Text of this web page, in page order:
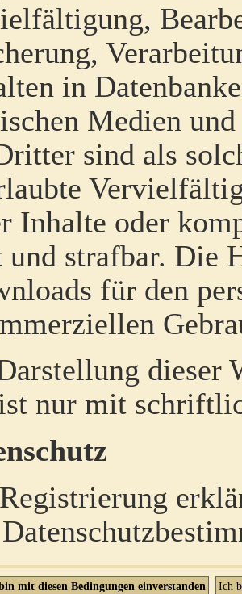
in
Medien
sind als
Inhalte oder
und strafbar. Die
für den
dieser
nur mit